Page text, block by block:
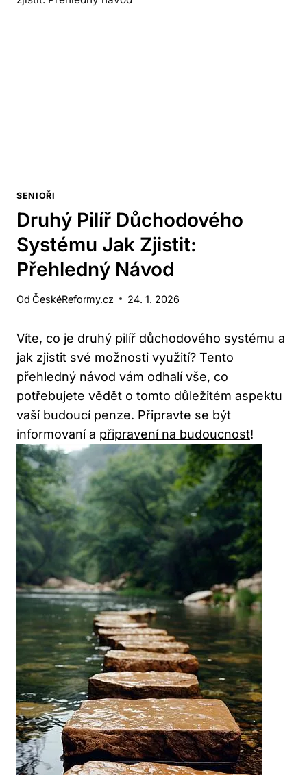
SENIOŘI
Druhý Pilíř Důchodového
Systému Jak Zjistit:
Přehledný Návod
Od ČeskéReformy.cz 24. 1. 2026
Víte, co je druhý pilíř důchodového systému a
jak zjistit své možnosti využití? Tento
přehledný návod vám odhalí vše, co
potřebujete vědět o tomto důležitém aspektu
vaší budoucí penze. Připravte se být
informovaní a připravení na budoucnost!